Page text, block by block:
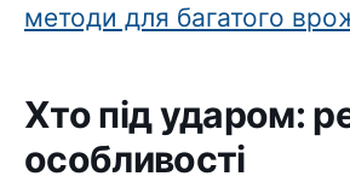
методи для багатого
Хто під ударом:
особливості